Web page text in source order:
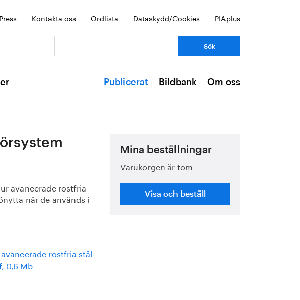
Press Kontakta oss Ordlista Dataskydd/Cookies PIAplus
Publicerat Bildbank Om oss
avancerade rostfria
när de används i
rostfria stål
0,6 Mb
Mina beställningar
Varukorgen är tom
Visa och beställ